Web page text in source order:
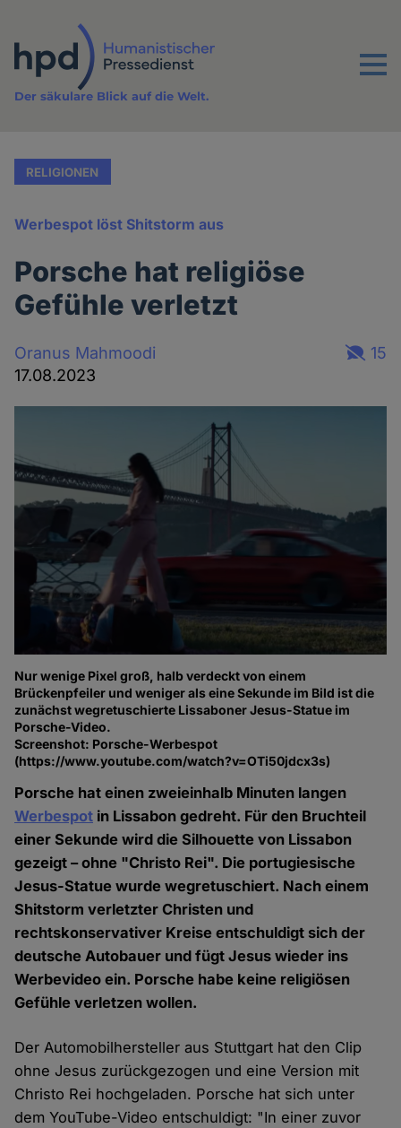
Inhalt
Menu
Der säkulare Blick auf die Welt.
RELIGIONEN
Werbespot löst Shitstorm aus
Porsche hat religiöse
Gefühle verletzt
Oranus Mahmoodi
17.08.2023
15
Nur wenige Pixel groß, halb verdeckt von einem
Brückenpfeiler und weniger als eine Sekunde im Bild ist die
zunächst wegretuschierte Lissaboner Jesus-Statue im
Porsche-Video.
Screenshot: Porsche-Werbespot
(https://www.youtube.com/watch?v=OTi50jdcx3s)
Porsche hat einen zweieinhalb Minuten langen
Werbespot in Lissabon gedreht. Für den Bruchteil
einer Sekunde wird die Silhouette von Lissabon
gezeigt – ohne "Christo Rei". Die portugiesische
Jesus-Statue wurde wegretuschiert. Nach einem
Shitstorm verletzter Christen und
rechtskonservativer Kreise entschuldigt sich der
deutsche Autobauer und fügt Jesus wieder ins
Werbevideo ein. Porsche habe keine religiösen
Gefühle verletzen wollen.
Der Automobilhersteller aus Stuttgart hat den Clip
ohne Jesus zurückgezogen und eine Version mit
Christo Rei hochgeladen. Porsche hat sich unter
dem YouTube-Video entschuldigt: "In einer zuvor